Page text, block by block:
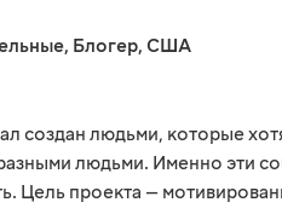
, Блогер, США
создан людьми, которые
людьми. Именно эти
Цель проекта —